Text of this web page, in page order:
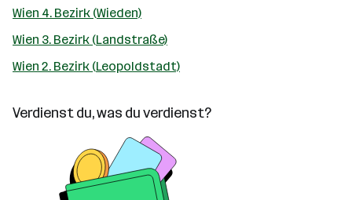
Wien 4. Bezirk (Wieden)
Wien 3. Bezirk (Landstraße)
Wien 2. Bezirk (Leopoldstadt)
Verdienst du, was du verdienst?